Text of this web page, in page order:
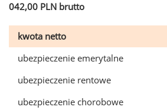
042,00 PLN brutto
kwota netto
ubezpieczenie emerytalne
ubezpieczenie rentowe
ubezpieczenie chorobowe